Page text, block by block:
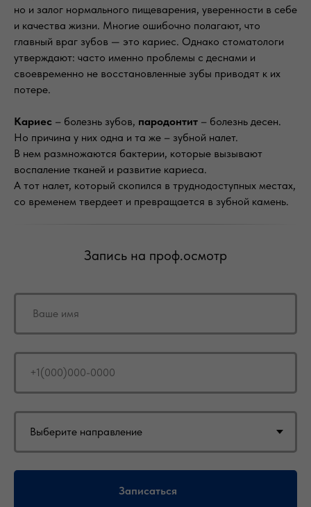
но и залог нормального пищеварения, уверенности в себе
и качества жизни. Многие ошибочно полагают, что
главный враг зубов — это кариес. Однако стоматологи
утверждают: часто именно проблемы с деснами и
своевременно не восстановленные зубы приводят к их
потере.
Кариес – болезнь зубов, пародонтит – болезнь десен.
Но причина у них одна и та же – зубной налет.
В нем размножаются бактерии, которые вызывают
воспаление тканей и развитие кариеса.
А тот налет, который скопился в труднодоступных местах,
со временем твердеет и превращается в зубной камень.
Запись на проф.осмотр
Записаться